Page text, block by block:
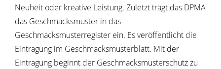
Neuheit oder kreative Leistung. Zuletzt trägt das DPMA
das Geschmacksmuster in das
Geschmacksmusterregister ein. Es veröffentlicht die
Eintragung im Geschmacksmusterblatt. Mit der
Eintragung beginnt der Geschmacksmusterschutz zu